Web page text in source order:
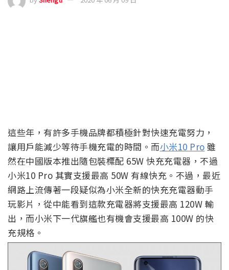
玩影片，從中能看到這款充電器將支援最高 120W 輸
出，而小米下一代旗艦也有機會支援最高 100W 的快
充規格。